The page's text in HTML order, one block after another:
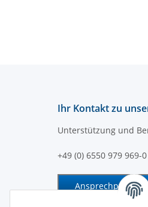
Ihr Kontakt zu
Unterstützung und
+49 (0) 6550 979 969-0
Ansprechpartner